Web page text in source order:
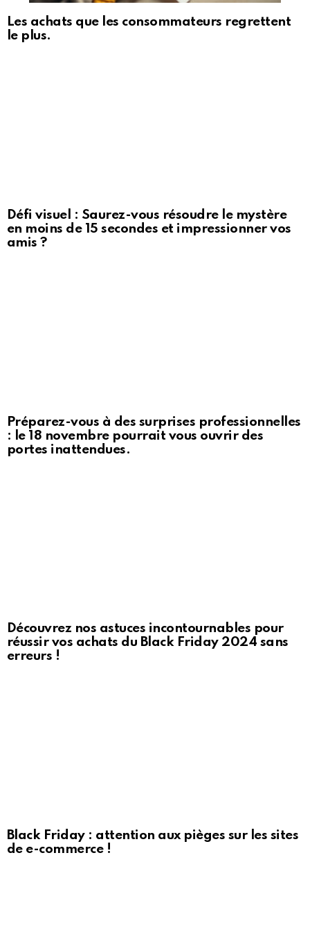
Les achats que les consommateurs regrettent
le plus.
Défi visuel : Saurez-vous résoudre le mystère
en moins de 15 secondes et impressionner vos
amis ?
Préparez-vous à des surprises professionnelles
: le 18 novembre pourrait vous ouvrir des
portes inattendues.
Découvrez nos astuces incontournables pour
réussir vos achats du Black Friday 2024 sans
erreurs !
Black Friday : attention aux pièges sur les sites
de e-commerce !